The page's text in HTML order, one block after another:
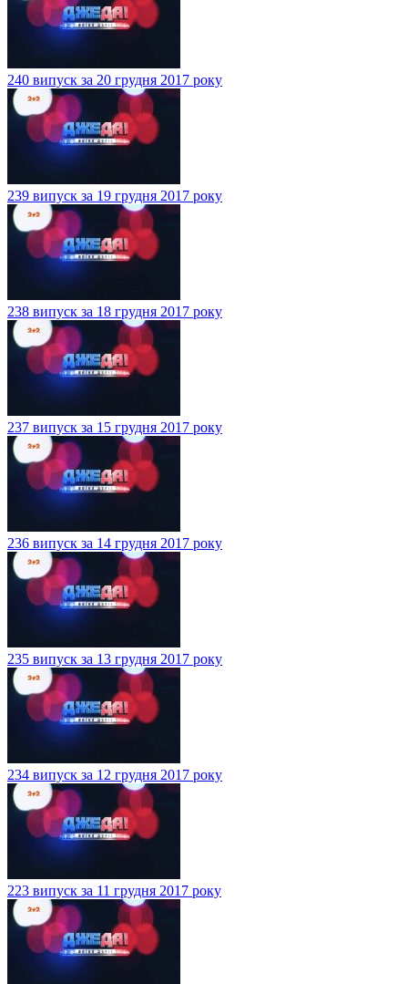
240 випуск за 20 грудня 2017 року
239 випуск за 19 грудня 2017 року
238 випуск за 18 грудня 2017 року
237 випуск за 15 грудня 2017 року
236 випуск за 14 грудня 2017 року
235 випуск за 13 грудня 2017 року
234 випуск за 12 грудня 2017 року
223 випуск за 11 грудня 2017 року